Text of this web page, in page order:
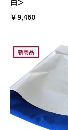
白＞
￥9,460
新商品